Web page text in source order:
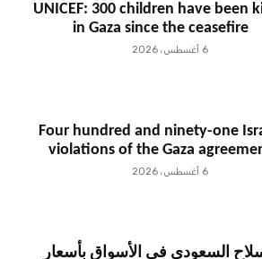
UNICEF: 300 children have been
in Gaza since the ceasefire
6 أغسطس، 2026
Four hundred and ninety-one
violations of the Gaza
6 أغسطس، 2026
السعودي في الأسواق بأسعار